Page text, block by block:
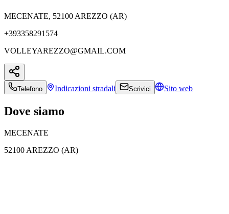
MECENATE, 52100 AREZZO (AR)
+393358291574
VOLLEYAREZZO@GMAIL.COM
Telefono Indicazioni stradali Scrivici Sito web
Dove siamo
MECENATE
52100 AREZZO (AR)